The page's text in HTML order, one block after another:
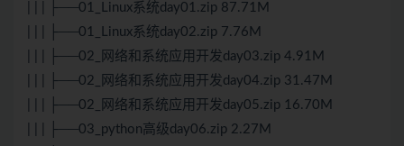
| | | ├──01_Linux系统day01.zip 87.71M
| | | ├──01_Linux系统day02.zip 7.76M
| | | ├──02_网络和系统应用开发day03.zip 4.91M
| | | ├──02_网络和系统应用开发day04.zip 31.47M
| | | ├──02_网络和系统应用开发day05.zip 16.70M
| | | ├──03_python高级day06.zip 2.27M